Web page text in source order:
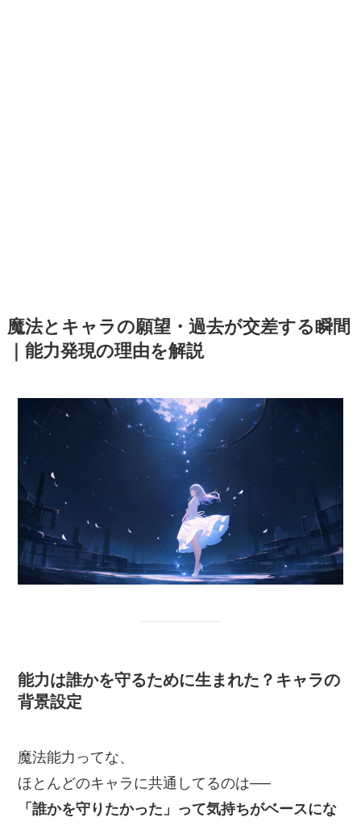
魔法とキャラの願望・過去が交差する瞬間
｜能力発現の理由を解説
能力は誰かを守るために生まれた？キャラの
背景設定
魔法能力ってな、
ほとんどのキャラに共通してるのは──
「誰かを守りたかった」って気持ちがベースにな